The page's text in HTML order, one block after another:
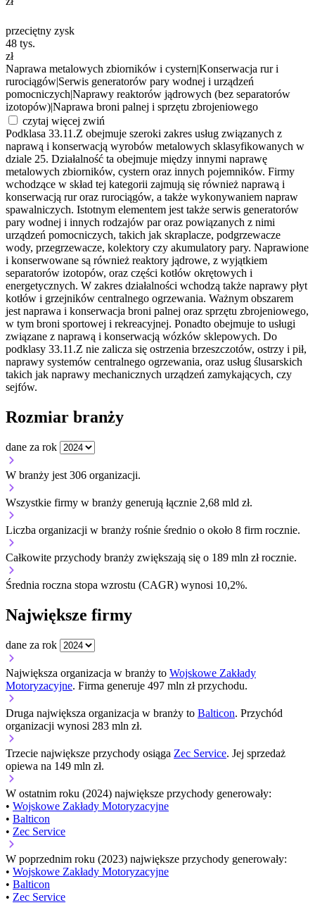
przeciętny zysk
48 tys.
zł
Naprawa metalowych zbiorników i cysternKonserwacja rur i
rurociągów Serwis generatorów pary wodnej i urządzeń
pomocniczychNaprawy reaktorów jądrowych (bez separatorów
izotopów)Naprawa broni palnej i sprzętu zbrojeniowego
czytaj więcej zwiń
Podklasa 33.11.Z obejmuje szeroki zakres usług związanych z
naprawą i konserwacją wyrobów metalowych sklasyfikowanych w
dziale 25. Działalność ta obejmuje między innymi naprawę
metalowych zbiorników, cystern oraz innych pojemników. Firmy
wchodzące w skład tej kategorii zajmują się również naprawą i
konserwacją rur oraz rurociągów, a także wykonywaniem napraw
spawalniczych. Istotnym elementem jest także serwis generatorów
pary wodnej i innych rodzajów par oraz powiązanych z nimi
urządzeń pomocniczych, takich jak skraplacze, podgrzewacze
wody, przegrzewacze, kolektory czy akumulatory pary. Naprawione
i konserwowane są również reaktory jądrowe, z wyjątkiem
separatorów izotopów, oraz części kotłów okrętowych i
energetycznych. W zakres działalności wchodzą także naprawy płyt
kotłów i grzejników centralnego ogrzewania. Ważnym obszarem
jest naprawa i konserwacja broni palnej oraz sprzętu zbrojeniowego,
w tym broni sportowej i rekreacyjnej. Ponadto obejmuje to usługi
związane z naprawą i konserwacją wózków sklepowych. Do
podklasy 33.11.Z nie zalicza się ostrzenia brzeszczotów, ostrzy i pił,
naprawy systemów centralnego ogrzewania, oraz usług ślusarskich
takich jak naprawy mechanicznych urządzeń zamykających, czy
sejfów.
Rozmiar branży
dane za rok
W branży jest 306 organizacji.
Wszystkie firmy w branży generują łącznie 2,68 mld zł.
Liczba organizacji w branży rośnie średnio o około 8 firm rocznie.
Całkowite przychody branży zwiększają się o 189 mln zł rocznie.
Średnia roczna stopa wzrostu (CAGR) wynosi 10,2%.
Największe firmy
dane za rok
Największa organizacja w branży to Wojskowe Zakłady
Motoryzacyjne. Firma generuje 497 mln zł przychodu.
Druga największa organizacja w branży to Balticon. Przychód
organizacji wynosi 283 mln zł.
Trzecie największe przychody osiąga Zec Service. Jej sprzedaż
opiewa na 149 mln zł.
W ostatnim roku (2024) największe przychody generowały:
• Wojskowe Zakłady Motoryzacyjne
• Balticon
• Zec Service
W poprzednim roku (2023) największe przychody generowały:
• Wojskowe Zakłady Motoryzacyjne
• Balticon
• Zec Service